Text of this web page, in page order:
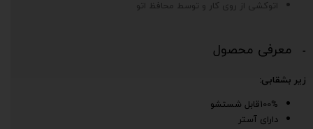
اتوکشی از روی کار و توسط محافظ اتو
معرفی محصول
زیر بشقابی:
100%قابل شستشو
دارای آستر